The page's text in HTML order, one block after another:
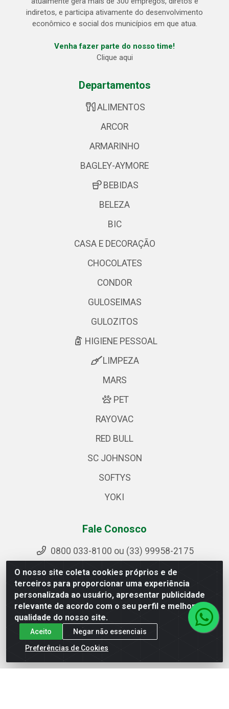
O nosso site coleta cookies próprios e de
terceiros para proporcionar uma experiência
personalizada ao usuário, apresentar publicidade
relevante de acordo com o seu perfil e melhorar a
qualidade do nosso site.
Aceito
Negar não essenciais
Preferências de Cookies
indiretos, e participa ativamente do desenvolvimento
econômico e social dos municípios em que atua.
Venha fazer parte do nosso time!
Clique aqui
Departamentos
ALIMENTOS
ARCOR
ARMARINHO
BAGLEY-AYMORE
BEBIDAS
BELEZA
BIC
CASA E DECORAÇÃO
CHOCOLATES
CONDOR
GULOSEIMAS
GULOZITOS
HIGIENE PESSOAL
LIMPEZA
MARS
PET
RAYOVAC
RED BULL
SC JOHNSON
SOFTYS
YOKI
Fale Conosco
0800 033-8100 ou (33) 99958-2175
sac@ipirangamg.com.br
Acompanhe nossas publicações
Ipiranga Distribuição LTDA - Avenida Doutor Jorge
Hannas, 101 - Ponte da Aldeia - Manhuaçu / MG - CEP
36906-440 - CNPJ 25.310.749/0001-66